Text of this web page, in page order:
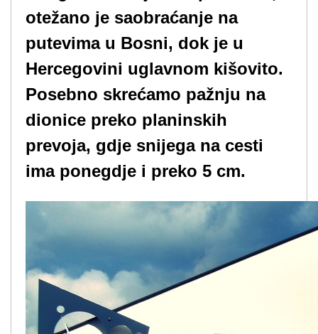
otežano je saobraćanje na
putevima u Bosni, dok je u
Hercegovini uglavnom kišovito.
Posebno skrećamo pažnju na
dionice preko planinskih
prevoja, gdje snijega na cesti
ima ponegdje i preko 5 cm.